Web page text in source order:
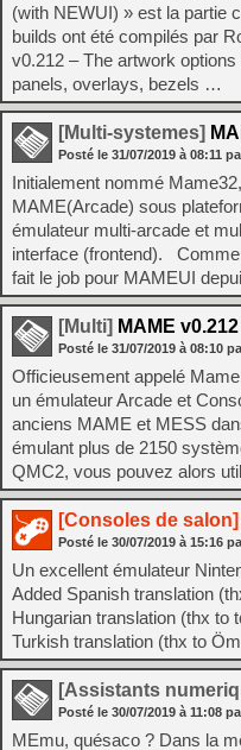
(with NEWUI) » est la partie
builds ont été compilés par
v0.212 – The artwork
panels, overlays, bezels …
[Multi-systemes]
Posté le 31/07/2019 à 08:11
Initialement nommé
MAME(Arcade) sous
émulateur multi-arcade et
interface (frontend). Comme
fait le job pour MAMEUI
[Multi] MAME
Posté le 31/07/2019 à 08:10
Officieusement appelé
un émulateur Arcade et
anciens MAME et MESS
émulant plus de 2150
QMC2, vous pouvez alors
[Consoles de salon]
Posté le 30/07/2019 à 15:16
Un excellent émulateur
Added Spanish translation
Hungarian translation (thx to
Turkish translation (thx to
[Assistants
Posté le 30/07/2019 à 11:08
MEmu, quésaco ? Dans la